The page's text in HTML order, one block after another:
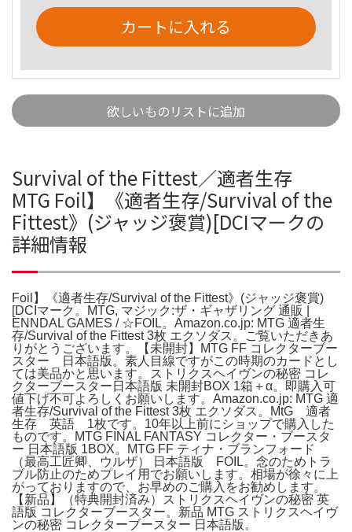
カートに入れる
欲しいものリストに追加
Survival of the Fittest／適者生存
MTG Foil】《適者生存/Survival of the
Fittest》(ジャッジ褒賞)[DCIマークの
詳細情報
Foil】《適者生存/Survival of the Fittest》(ジャッジ褒賞)
[DCIマーク。MTG, マジック:ザ・ギャザリング 通販 |
ENNDAL GAMES / ☆FOIL。Amazon.co.jp: MTG 適者生
存/Survival of the Fittest 3枚 エクソダス。ご覧いただきあ
りがとうございます。【未開封】MTG FF コレクターブー
スター 日本語版。素人目線ですがこの時期のカードとし
ては美品かと思います。ストリクスヘイヴンの秘密 コレ
クターブースター日本語版 未開封BOX 1箱＋α。即購入可
値下げ不可よろしくお願いします。Amazon.co.jp: MTG 適
者生存/Survival of the Fittest 3枚 エクソダス。MtG 適者
生存 英語 1枚です。10年以上前にショップで購入した
ものです。MTG FINAL FANTASY コレクター・ブースタ
ー 日本語版 1BOX。MTG FF ティナ・ブランフォード
（最高工匠卿、ウルザ） 日本語版 FOIL。念のためトラ
ブル防止のためプレイ用でお願いします。相場が徐々に上
がっておりますので、お早めのご購入をお勧めします。
【新品】（特典開封済み）ストリクスヘイヴンの秘密 英
語版 コレクターブースター。新品 MTG ストリクスヘイヴ
ンの秘密 コレクターブースター 日本語版。